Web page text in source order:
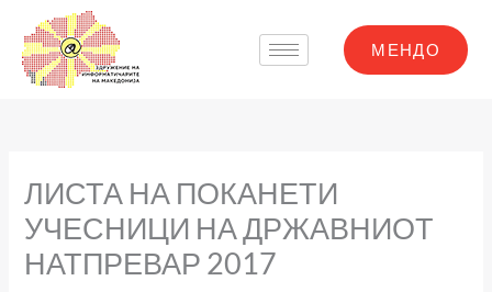
content
МЕНДО
ЛИСТА НА ПОКАНЕТИ
УЧЕСНИЦИ НА ДРЖАВНИОТ
НАТПРЕВАР 2017